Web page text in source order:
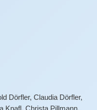
Dörfler, Claudia Dörfler,